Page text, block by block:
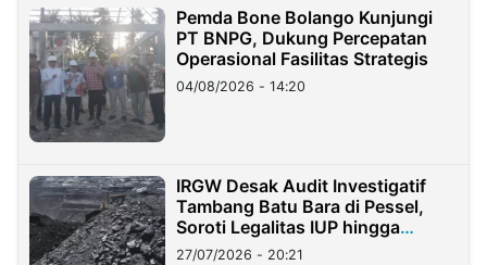
Pemda Bone Bolango Kunjungi
PT BNPG, Dukung Percepatan
Operasional Fasilitas Strategis
04/08/2026 - 14:20
IRGW Desak Audit Investigatif
Tambang Batu Bara di Pessel,
Soroti Legalitas IUP hingga
Stockpile
27/07/2026 - 20:21